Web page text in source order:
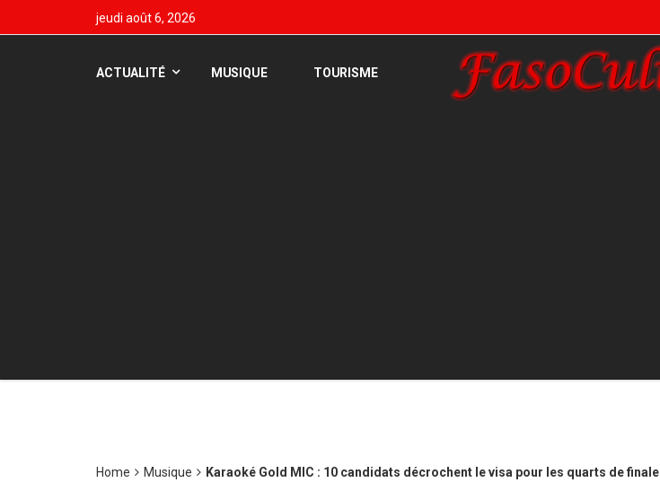
jeudi août 6, 2026
ACTUALITÉ MUSIQUE TOURISME
Home Musique Karaoké Gold MIC : 10 candidats décrochent le visa pour les quarts de finale